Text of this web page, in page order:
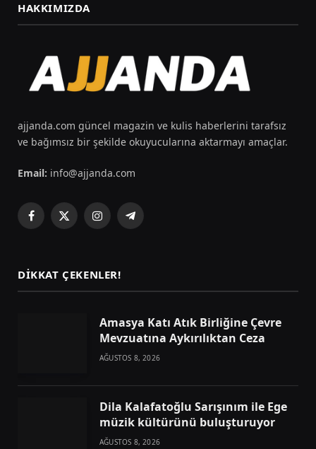
HAKKIMIZDA
ajjanda.com güncel magazin ve kulis haberlerini tarafsız
ve bağımsız bir şekilde okuyucularına aktarmayı amaçlar.
Email: info@ajjanda.com
Facebook
X
InstagramTelegram
DIKKAT ÇEKENLER!
Amasya Katı Atık Birliğine Çevre
Mevzuatına Aykırılıktan Ceza
AĞUSTOS 8, 2026
Dila Kalafatoğlu Sarışınım ile Ege
müzik kültürünü buluşturuyor
AĞUSTOS 8, 2026